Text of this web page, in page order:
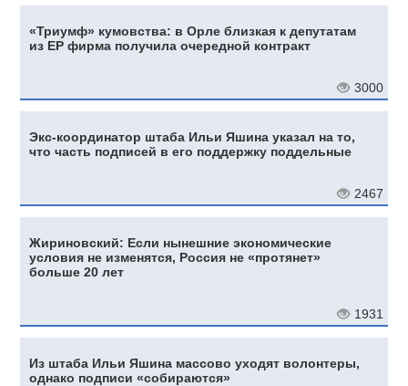
«Триумф» кумовства: в Орле близкая к депутатам
из ЕР фирма получила очередной контракт
3000
Экс-координатор штаба Ильи Яшина указал на то,
что часть подписей в его поддержку поддельные
2467
Жириновский: Если нынешние экономические
условия не изменятся, Россия не «протянет»
больше 20 лет
1931
Из штаба Ильи Яшина массово уходят волонтеры,
однако подписи «собираются»